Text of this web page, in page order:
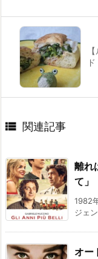
 関連記事
離れ
て」
1982
ジェ
オー